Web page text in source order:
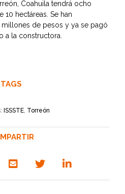
Coahuila tendrá ocho
10 hectáreas. Se han
de pesos y ya se pagó
a la constructora.
TAGS
ISSSTE, Torreón